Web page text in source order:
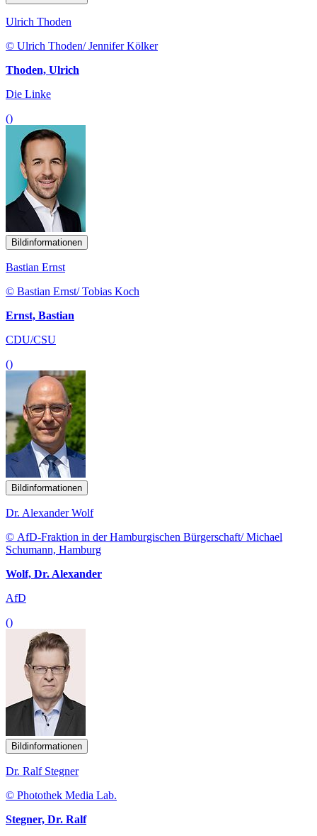
Ulrich Thoden
© Ulrich Thoden/ Jennifer Kölker
Thoden, Ulrich
Die Linke
()
Bildinformationen
Bastian Ernst
© Bastian Ernst/ Tobias Koch
Ernst, Bastian
CDU/CSU
()
Bildinformationen
Dr. Alexander Wolf
© AfD-Fraktion in der Hamburgischen Bürgerschaft/ Michael
Schumann, Hamburg
Wolf, Dr. Alexander
AfD
()
Bildinformationen
Dr. Ralf Stegner
© Photothek Media Lab.
Stegner, Dr. Ralf